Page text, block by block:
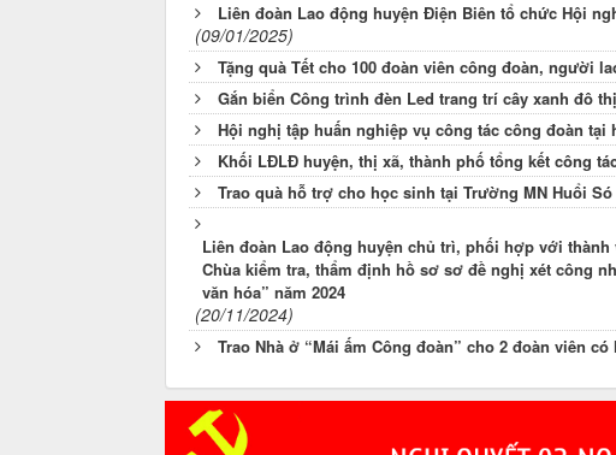
Liên đoàn Lao động huyện Điện Biên tổ chức Hội
(09/01/2025)
Tặng quà Tết cho 100 đoàn viên công đoàn, người
Gắn biển Công trình đèn Led trang trí cây xanh đô
Hội nghị tập huấn nghiệp vụ công tác công đoàn tại
Khối LĐLĐ huyện, thị xã, thành phố tổng kết công
Trao quà hỗ trợ cho học sinh tại Trường MN Huổi Só
Liên đoàn Lao động huyện chủ trì, phối hợp với thành
Chùa kiểm tra, thẩm định hồ sơ sơ đề nghị xét công
văn hóa” năm 2024
(20/11/2024)
Trao Nhà ở “Mái ấm Công đoàn” cho 2 đoàn viên